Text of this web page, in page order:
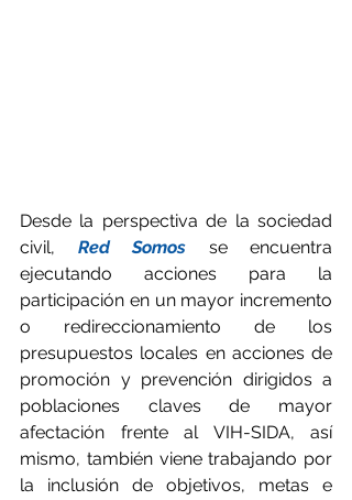
Desde la perspectiva de la sociedad
civil, Red Somos se encuentra
ejecutando acciones para la
participación en un mayor incremento
o redireccionamiento de los
presupuestos locales en acciones de
promoción y prevención dirigidos a
poblaciones claves de mayor
afectación frente al VIH-SIDA, así
mismo, también viene trabajando por
la inclusión de objetivos, metas e